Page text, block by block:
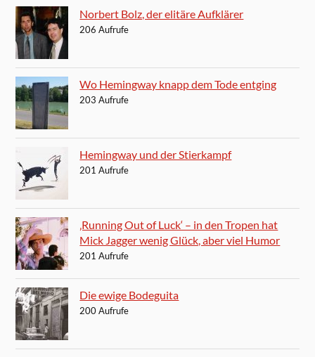
Norbert Bolz, der elitäre Aufklärer
206 Aufrufe
Wo Hemingway knapp dem Tode entging
203 Aufrufe
Hemingway und der Stierkampf
201 Aufrufe
‚Running Out of Luck‘ – in den Tropen hat
Mick Jagger wenig Glück, aber viel Humor
201 Aufrufe
Die ewige Bodeguita
200 Aufrufe